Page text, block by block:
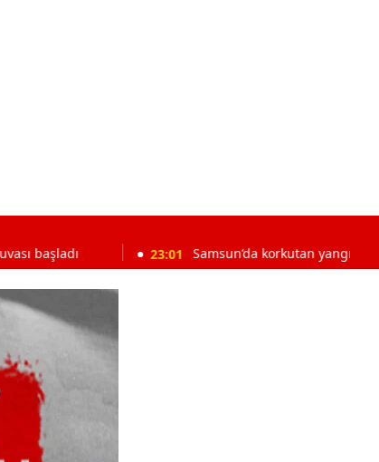
23:01 Samsun’da korkutan yangın! Bağ evi